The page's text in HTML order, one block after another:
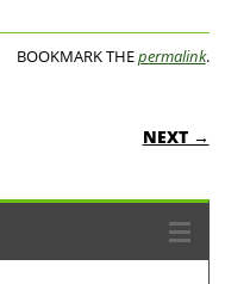
BOOKMARK THEpermalink.
NEXT →